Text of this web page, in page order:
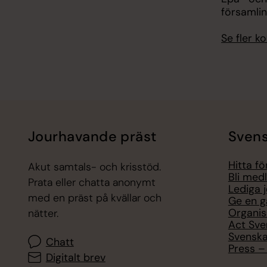
Se fler
Jourhavande präst
Akut samtals- och krisstöd.
Prata eller chatta anonymt
med en präst på kvällar och
nätter.
Chatt
Digitalt brev
Hitta
Bli
Lediga
Ge en
Act
Press